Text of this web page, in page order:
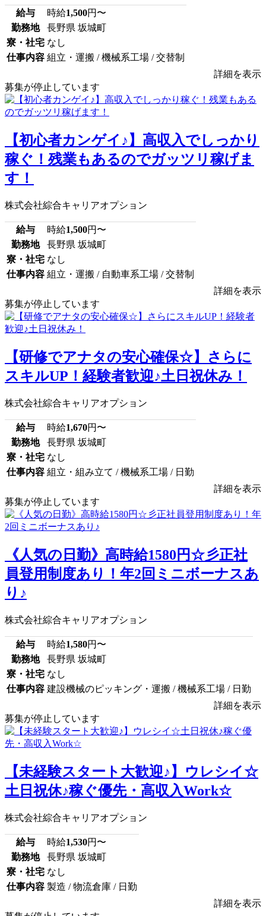
給与 時給1,500円〜
勤務地
長野県 坂城町
寮・社宅 なし
仕事内容 組立・運搬 / 機械系工場 / 交替制
詳細を表示
募集が停止しています
【初心者カンゲイ♪】高収入でしっかり
稼ぐ！残業もあるのでガッツリ稼げま
す！
株式会社綜合キャリアオプション
給与 時給1,500円〜
勤務地
長野県 坂城町
寮・社宅 なし
仕事内容 組立・運搬 / 自動車系工場 / 交替制
詳細を表示
募集が停止しています
【研修でアナタの安心確保☆】さらに
スキルUP！経験者歓迎♪土日祝休み！
株式会社綜合キャリアオプション
給与 時給1,670円〜
勤務地
長野県 坂城町
寮・社宅 なし
仕事内容 組立・組み立て / 機械系工場 / 日勤
詳細を表示
募集が停止しています
《人気の日勤》高時給1580円☆彡正社
員登用制度あり！年2回ミニボーナスあ
り♪
株式会社綜合キャリアオプション
給与 時給1,580円〜
勤務地
長野県 坂城町
寮・社宅 なし
仕事内容 建設機械のピッキング・運搬 / 機械系工場 / 日勤
詳細を表示
募集が停止しています
【未経験スタート大歓迎♪】ウレシイ☆
土日祝休♪稼ぐ優先・高収入Work☆
株式会社綜合キャリアオプション
給与 時給1,530円〜
勤務地
長野県 坂城町
寮・社宅 なし
仕事内容 製造 / 物流倉庫 / 日勤
詳細を表示